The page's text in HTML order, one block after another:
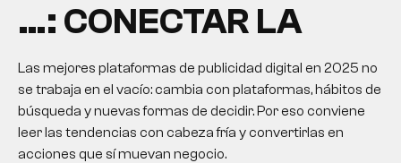
…: CONECTAR LA
Las mejores plataformas de publicidad digital en 2025 no
se trabaja en el vacío: cambia con plataformas, hábitos de
búsqueda y nuevas formas de decidir. Por eso conviene
leer las tendencias con cabeza fría y convertirlas en
acciones que sí muevan negocio.